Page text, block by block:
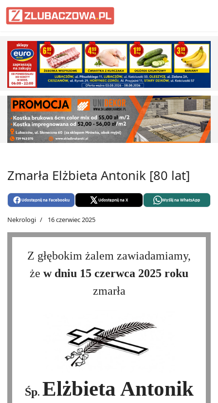
Informacje Lubaczów, powiat
Zmarła Elżbieta Antonik [80 lat]
Udostępnij na Facebooku Udostępnij na X Wyślij na WhatsApp
Nekrologi 16 czerwiec 2025
Z głębokim żalem zawiadamiamy,
że w dniu 15 czerwca 2025 roku
zmarła
Śp. Elżbieta Antonik